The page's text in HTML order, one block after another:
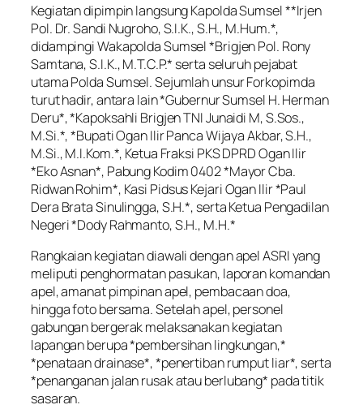
Kegiatan dipimpin langsung Kapolda Sumsel **Irjen
Pol. Dr. Sandi Nugroho, S.I.K., S.H., M.Hum.*,
didampingi Wakapolda Sumsel *Brigjen Pol. Rony
Samtana, S.I.K., M.T.C.P.* serta seluruh pejabat
utama Polda Sumsel. Sejumlah unsur Forkopimda
turut hadir, antara lain *Gubernur Sumsel H. Herman
Deru*, *Kapoksahli Brigjen TNI Junaidi M, S.Sos.,
M.Si.*, *Bupati Ogan Ilir Panca Wijaya Akbar, S.H.,
M.Si., M.I.Kom.*, Ketua Fraksi PKS DPRD Ogan Ilir
*Eko Asnan*, Pabung Kodim 0402 *Mayor Cba.
Ridwan Rohim*, Kasi Pidsus Kejari Ogan Ilir *Paul
Dera Brata Sinulingga, S.H.*, serta Ketua Pengadilan
Negeri *Dody Rahmanto, S.H., M.H.*
Rangkaian kegiatan diawali dengan apel ASRI yang
meliputi penghormatan pasukan, laporan komandan
apel, amanat pimpinan apel, pembacaan doa,
hingga foto bersama. Setelah apel, personel
gabungan bergerak melaksanakan kegiatan
lapangan berupa *pembersihan lingkungan,*
*penataan drainase*, *penertiban rumput liar*, serta
*penanganan jalan rusak atau berlubang* pada titik
sasaran.